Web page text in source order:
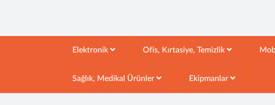
Elektronik Ofis, Kırtasiye, Temizlik
Sağlık, Medikal Ürünler Ekipmanlar